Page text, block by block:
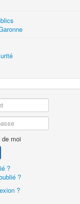
moi
?
?
?